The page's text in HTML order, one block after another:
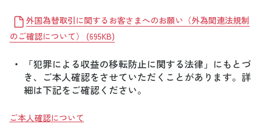
外国為替取引に関するお客さまへのお願い（外為関連法規制
のご確認について）
(695KB)
・
「犯罪による収益の移転防止に関する法律」にもとづ
き、ご本人確認をさせていただくことがあります。詳
細は下記をご確認ください。
ご本人確認について